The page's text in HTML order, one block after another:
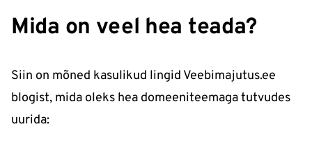
Mida on veel hea teada?
Siin on mõned kasulikud lingid Veebimajutus.ee
blogist, mida oleks hea domeeniteemaga tutvudes
uurida: